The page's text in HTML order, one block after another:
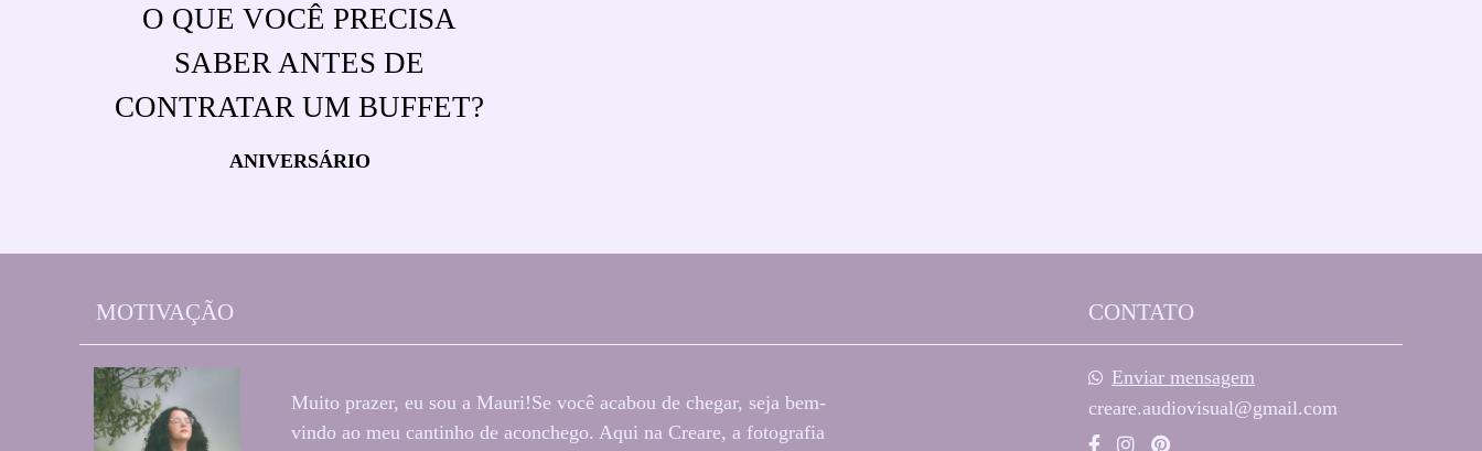
O QUE VOCÊ PRECISA
SABER ANTES DE
CONTRATAR UM BUFFET?
ANIVERSÁRIO
MOTIVAÇÃO
Muito prazer, eu sou a Mauri!Se você acabou de chegar, seja bem-
vindo ao meu cantinho de aconchego. Aqui na Creare, a fotografia
CONTATO
Enviar mensagem
creare.audiovisual@gmail.com